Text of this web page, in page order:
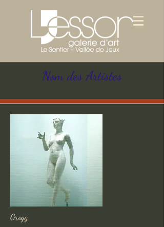
Nom des Artistes
Grogg